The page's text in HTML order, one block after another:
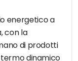
energetico a
con la
di prodotti
dinamico